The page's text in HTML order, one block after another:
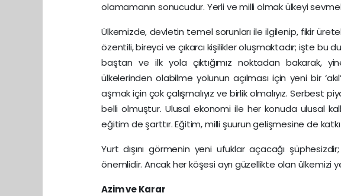
olamamanın sonucudur. Yerli ve milli olmak ülkeyi
Ülkemizde, devletin temel sorunları ile ilgilenip, fikir
özentili, bireyci ve çıkarcı kişilikler oluşmaktadır; işte bu
baştan ve ilk yola çıktığımız noktadan bakarak,
ülkelerinden olabilme yolunun açılması için yeni bir
aşmak için çok çalışmalıyız ve birlik olmalıyız. Serbest
belli olmuştur. Ulusal ekonomi ile her konuda ulusal
eğitim de şarttır. Eğitim, milli şuurun gelişmesine de
Yurt dışını görmenin yeni ufuklar açacağı
önemlidir. Ancak her köşesi ayrı güzellikte olan ülkemizi
Azim ve Karar